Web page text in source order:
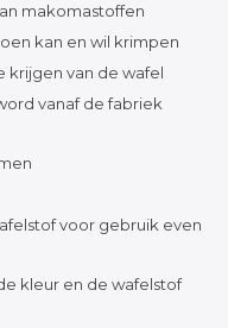
makomastoffen
kan en wil krimpen
van de wafel
vanaf de fabriek
voor gebruik even
kleur en de wafelstof